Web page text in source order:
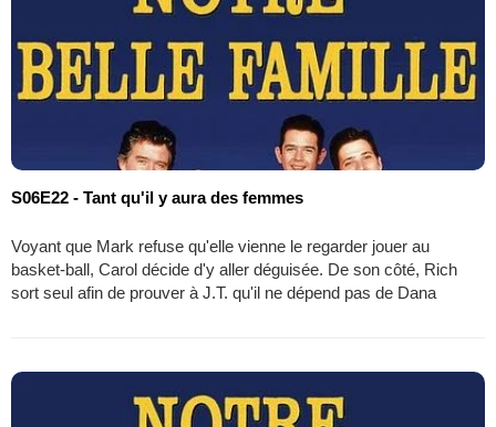
S06E22 - Tant qu'il y aura des femmes
Voyant que Mark refuse qu'elle vienne le regarder jouer au
basket-ball, Carol décide d'y aller déguisée. De son côté, Rich
sort seul afin de prouver à J.T. qu'il ne dépend pas de Dana